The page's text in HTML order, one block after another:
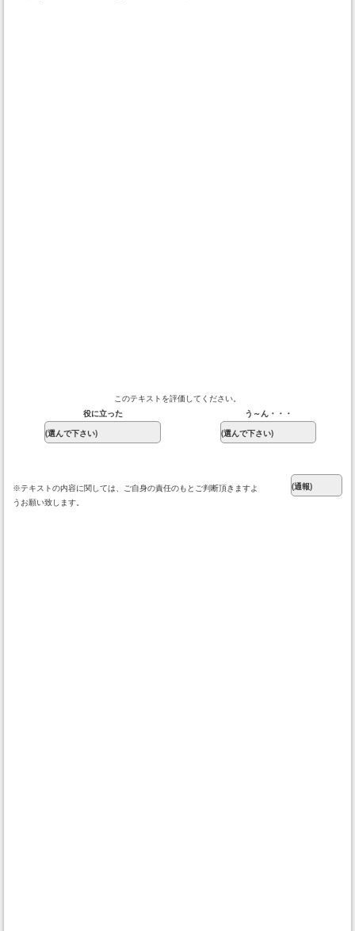
このテキストを評価してください。
役に立った
う～ん・・・
※テキストの内容に関しては、ご自身の責任のもとご判断頂きますよ
うお願い致します。